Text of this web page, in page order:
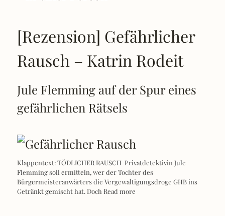
[Rezension] Gefährlicher
Rausch – Katrin Rodeit
Jule Flemming auf der Spur eines
gefährlichen Rätsels
Klappentext: TÖDLICHER RAUSCH Privatdetektivin Jule
Flemming soll ermitteln, wer der Tochter des
Bürgermeisteranwärters die Vergewaltigungsdroge GHB ins
Getränkt gemischt hat. Doch Read more